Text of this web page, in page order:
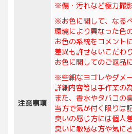
注意事項
※傷・汚れなど極力撮
※お色に関して、なる
環境により異なった色
お色の系統をコメント
差異も許せないこだわ
お色に関してのご返品
※些細なヨゴレやダメ
詳細内容等は手作業の
また、香水やタバコの
当方で気が付く限りは
臭いの感じ方には個人
臭いに敏感な方や気に